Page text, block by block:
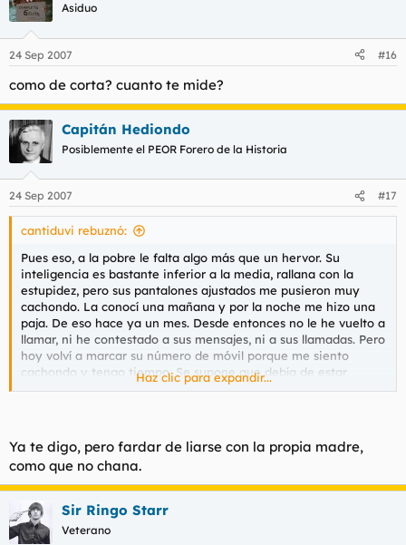
Asiduo
24 Sep 2007 #16
como de corta? cuanto te mide?
Capitán Hediondo
Posiblemente el PEOR Forero de la Historia
24 Sep 2007 #17
cantiduvi rebuznó:
Pues eso, a la pobre le falta algo más que un hervor. Su
inteligencia es bastante inferior a la media, rallana con la
estupidez, pero sus pantalones ajustados me pusieron muy
cachondo. La conocí una mañana y por la noche me hizo una
paja. De eso hace ya un mes. Desde entonces no le he vuelto a
llamar, ni he contestado a sus mensajes, ni a sus llamadas. Pero
hoy volví a marcar su número de móvil porque me siento
cachondo y tengo tiempo. Se supone que debía de estar
enfadada por haber pasado absolutamente de ella. Sería la
quedado con ella. Le dije que se pusiera ropa sexi. La llevaré a
un descampado para follármela al aire libre. Relataré la
experiencia. Ala, ya podéis empezar a atarcarme.
Haz clic para expandir...
Ya te digo, pero fardar de liarse con la propia madre,
como que no chana.
Sir Ringo Starr
Veterano